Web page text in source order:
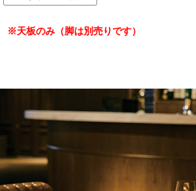
※天板のみ（脚は別売りです）